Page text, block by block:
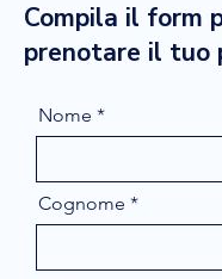
Compila il form
prenotare il tuo
Nome
Cognome